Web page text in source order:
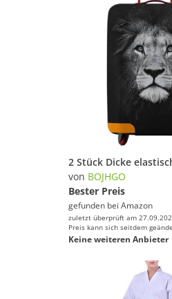
von BOJHGO
Bester Preis
gefunden bei Amazon
zuletzt überprüft am
Preis kann sich seitdem
Keine weiteren Anbieter